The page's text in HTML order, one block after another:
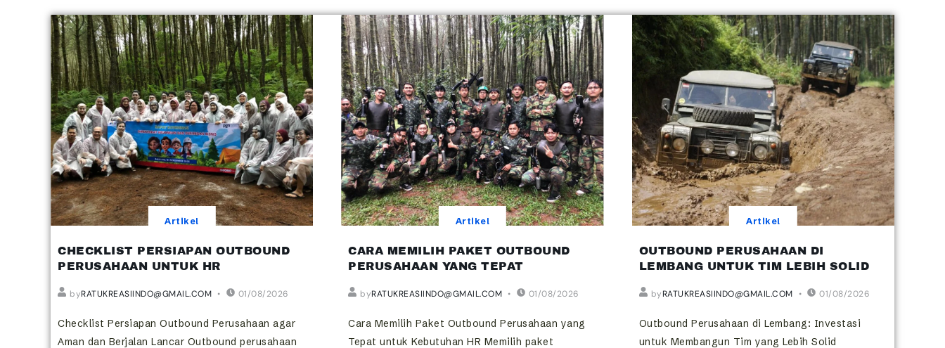
Artikel
CHECKLIST PERSIAPAN OUTBOUND
PERUSAHAAN UNTUK HR
byRATUKREASIINDO@GMAIL.COM 01/08/2026
Checklist Persiapan Outbound Perusahaan agar
Aman dan Berjalan Lancar Outbound perusahaan
Artikel
CARA MEMILIH PAKET OUTBOUND
PERUSAHAAN YANG TEPAT
byRATUKREASIINDO@GMAIL.COM 01/08/2026
Cara Memilih Paket Outbound Perusahaan yang
Tepat untuk Kebutuhan HR Memilih paket
Artikel
OUTBOUND PERUSAHAAN DI
LEMBANG UNTUK TIM LEBIH SOLID
byRATUKREASIINDO@GMAIL.COM 01/08/2026
Outbound Perusahaan di Lembang: Investasi
untuk Membangun Tim yang Lebih Solid